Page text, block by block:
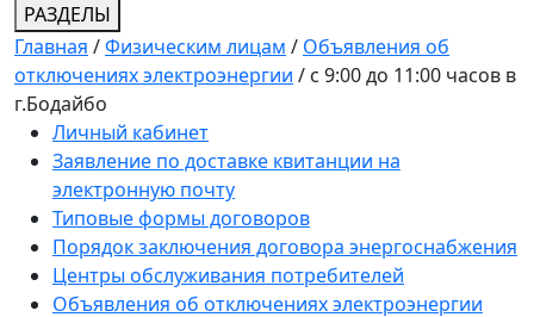
РАЗДЕЛЫ
Главная /Физическим лицам / Объявления об
отключениях электроэнергии / с 9:00 до 11:00 часов в
г.Бодайбо
Личный кабинет
Заявление по доставке квитанции на
электронную почту
Типовые формы договоров
Порядок заключения договора энергоснабжения
Центры обслуживания потребителей
Объявления об отключениях электроэнергии